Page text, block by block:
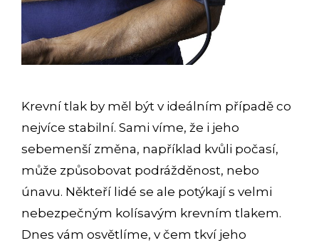
Krevní tlak by měl být v ideálním případě co
nejvíce stabilní. Sami víme, že i jeho
sebemenší změna, například kvůli počasí,
může způsobovat podrážděnost, nebo
únavu. Někteří lidé se ale potýkají s velmi
nebezpečným kolísavým krevním tlakem.
Dnes vám osvětlíme, v čem tkví jeho